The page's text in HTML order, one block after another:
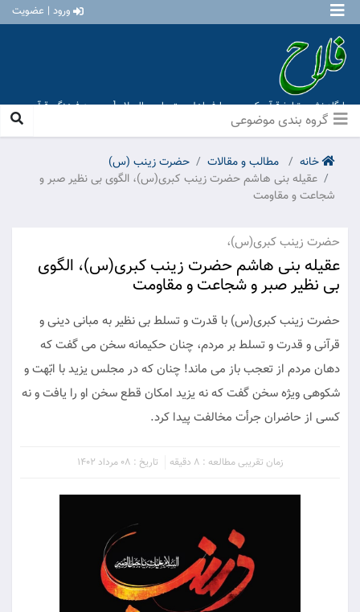
ورود | عضویت
پایگاه نشر و تبلیغ قرآن کریم و معارف اهل بیت علیهم السلام [ موسسه فرهنگی قرآن و
عترت منهاج عشق آباد ]
خانه مطالب و مقالات
حضرت زينب (س)
عقیله بنی هاشم حضرت زینب کبری(س)، الگوی بی نظیر صبر و
شجاعت و مقاومت
حضرت زینب کبری(س)،
عقیله بنی هاشم حضرت زینب کبری(س)، الگوی
بی نظیر صبر و شجاعت و مقاومت
حضرت زینب کبری(س) با قدرت و تسلط بی نظیر به مبانی دینی و
قرآنی و قدرت و تسلط بر مردم، چنان حکیمانه سخن می گفت که
دهان مردم از تعجب باز می ماند! چنان که در مجلس یزید با ابّهت و
شکوهی ویژه سخن گفت که نه یزید امکان قطع سخن او را یافت و نه
کسی از حاضران جرأت مخالفت پیدا کرد.
زمان تقریبی مطالعه : 8 دقیقه تاریخ : 08 مرداد 1402